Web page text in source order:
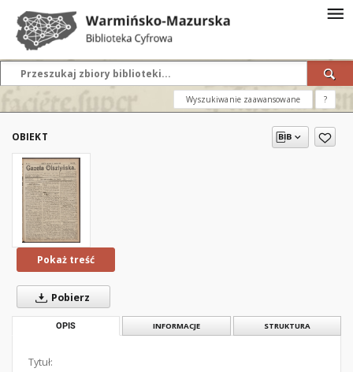
Wyszukiwanie zaawansowane ?
OBIEKT
Pokaż treść
Pobierz
OPIS INFORMACJE STRUKTURA
Tytuł: